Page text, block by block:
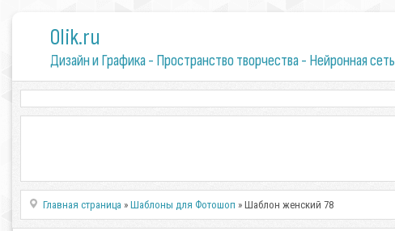
0lik.ru
Дизайн и Графика - Пространство творчества - Нейронная сеть
Главная страница »Шаблоны для Фотошоп » Шаблон женский 78